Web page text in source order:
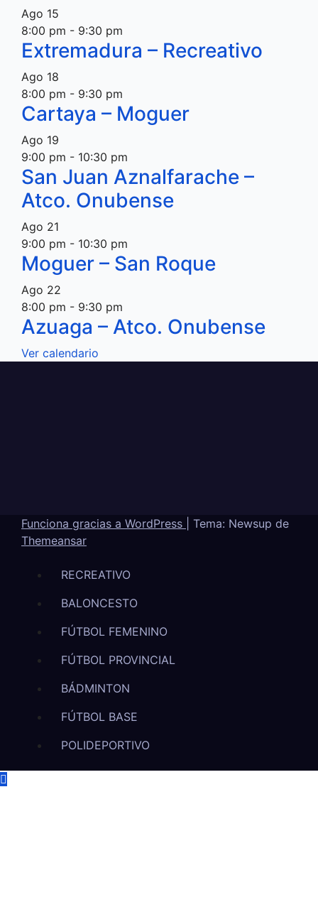
Ago 15
8:00 pm - 9:30 pm
Extremadura – Recreativo
Ago 18
8:00 pm - 9:30 pm
Cartaya – Moguer
Ago 19
9:00 pm - 10:30 pm
San Juan Aznalfarache –
Atco. Onubense
Ago 21
9:00 pm - 10:30 pm
Moguer – San Roque
Ago 22
8:00 pm - 9:30 pm
Azuaga – Atco. Onubense
Ver calendario
Funciona gracias a WordPress
Tema: Newsup de
Themeansar
RECREATIVO
BALONCESTO
FÚTBOL FEMENINO
FÚTBOL PROVINCIAL
BÁDMINTON
FÚTBOL BASE
POLIDEPORTIVO